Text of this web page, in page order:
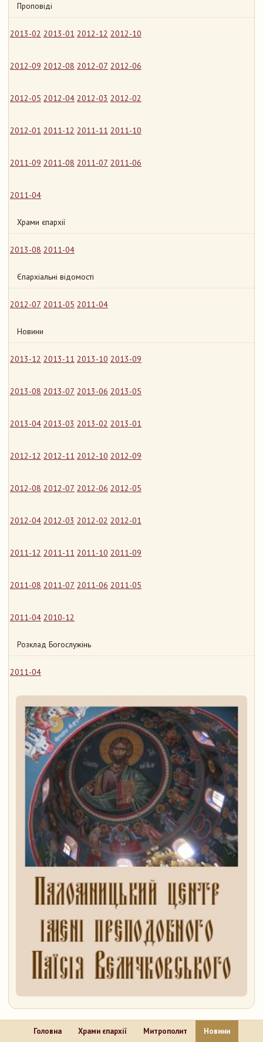
Проповіді
2013-02 2013-01 2012-12 2012-10
2012-09 2012-08 2012-07 2012-06
2012-05 2012-04 2012-03 2012-02
2012-01 2011-12 2011-11 2011-10
2011-09 2011-08 2011-07 2011-06
2011-04
Храми єпархії
2013-08 2011-04
Єпархіальні відомості
2012-07 2011-05 2011-04
Новини
2013-12 2013-11 2013-10 2013-09
2013-08 2013-07 2013-06 2013-05
2013-04 2013-03 2013-02 2013-01
2012-12 2012-11 2012-10 2012-09
2012-08 2012-07 2012-06 2012-05
2012-04 2012-03 2012-02 2012-01
2011-12 2011-11 2011-10 2011-09
2011-08 2011-07 2011-06 2011-05
2011-04 2010-12
Розклад Богослужінь
2011-04
Головна Храми єпархії Митрополит Новини